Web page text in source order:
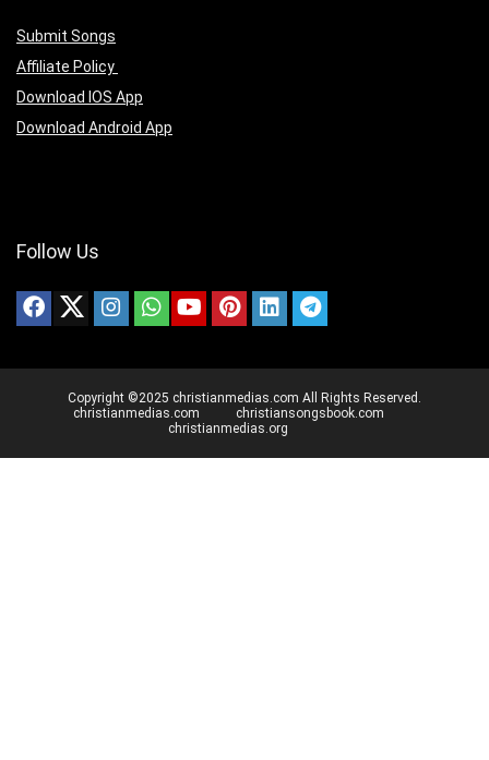
Submit Songs
Affiliate Policy
Download IOS App
Download Android App
Follow Us
Copyright ©2025 christianmedias.com All Rights Reserved.
christianmedias.com
christiansongsbook.com
christianmedias.org